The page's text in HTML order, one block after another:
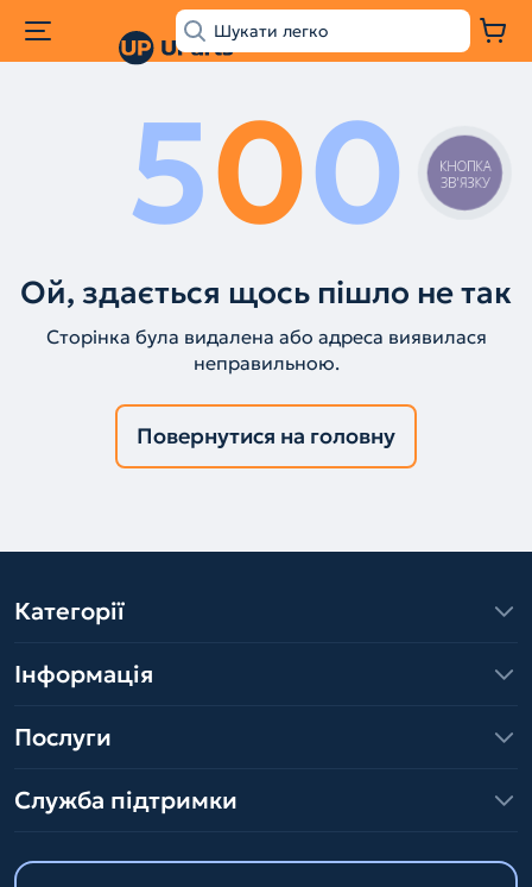
500
Ой, здається щось пішло не так
Сторінка була видалена або адреса виявилася
неправильною.
Повернутися на головну
Категорії
Інформація
Послуги
Служба підтримки
КНОПКА
ЗВ'ЯЗКУ